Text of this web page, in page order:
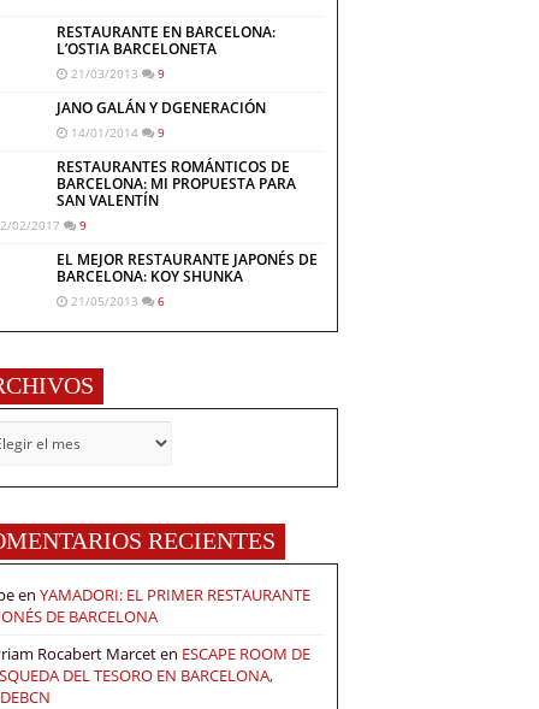
RESTAURANTE EN BARCELONA:
L’OSTIA BARCELONETA
21/03/2013 9
JANO GALÁN Y DGENERACIÓN
14/01/2014 9
RESTAURANTES ROMÁNTICOS DE
BARCELONA: MI PROPUESTA PARA
SAN VALENTÍN
02/2017 9
EL MEJOR RESTAURANTE JAPONÉS DE
BARCELONA: KOY SHUNKA
21/05/2013 6
RECIENTES
en YAMADORI: EL PRIMER RESTAURANTE
DE BARCELONA
Rocabert Marceten ESCAPE ROOM DE
DEL TESORO EN BARCELONA,